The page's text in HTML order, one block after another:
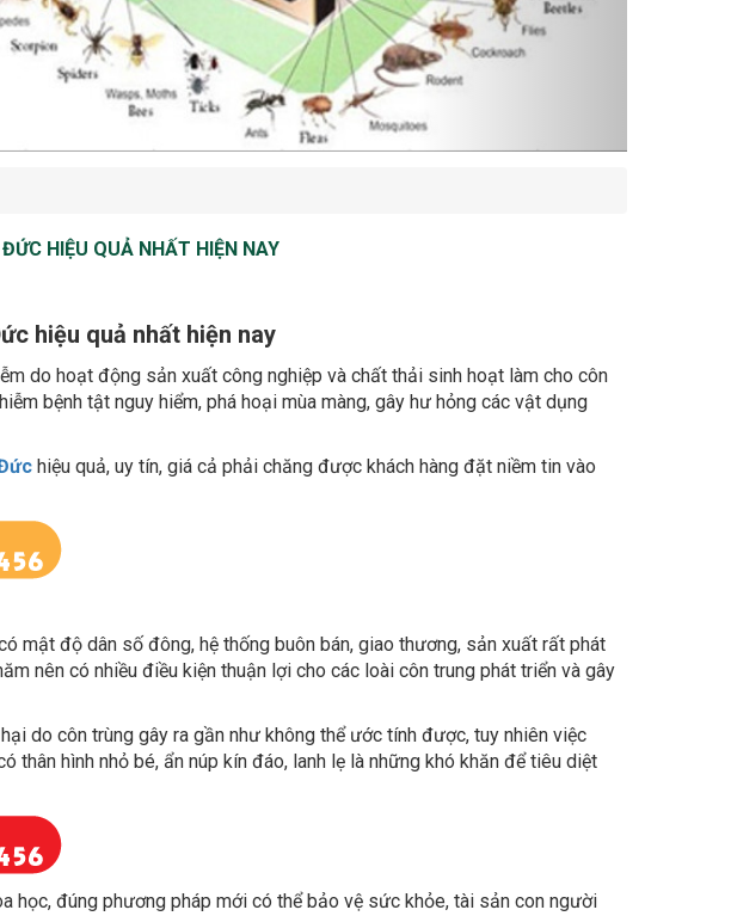
do hoạt động sản xuất công nghiệp và chất thải sinh hoạt làm cho côn
bệnh tật nguy hiểm, phá hoại mùa màng, gây hư hỏng các vật dụng
mật độ dân số đông, hệ thống buôn bán, giao thương, sản xuất rất phát
nên có nhiều điều kiện thuận lợi cho các loài côn trung phát triển và gây
do côn trùng gây ra gần như không thể ước tính được, tuy nhiên việc
hình nhỏ bé, ẩn núp kín đáo, lanh lẹ là những khó khăn để tiêu diệt
học, đúng phương pháp mới có thể bảo vệ sức khỏe, tài sản con người